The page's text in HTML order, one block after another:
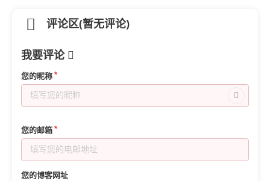
        $w=ImagesX($Img);
        $width = $w;
        $height = $h;
        IF($width>$Dw){
            $Par=$Dw/$width;
            $height=$height*$Par;
            IF($height>$Dh){
                $Par=$Dh/$height;
评论区(暂无评论)
我要评论
您的昵称
您的邮箱
您的博客网址